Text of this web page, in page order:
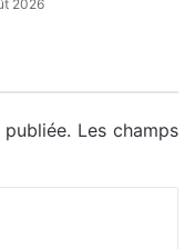
2026
Les champs